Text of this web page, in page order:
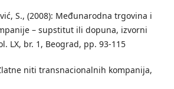
S., (2008): Međunarodna trgovina i
– supstitut ili dopuna, izvorni
LX, br. 1, Beograd, pp. 93-115
niti transnacionalnih kompanija,